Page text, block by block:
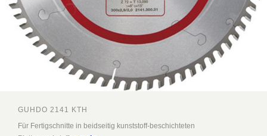
GUHDO 2141 KTH
Für Fertigschnitte in beidseitig kunststoff-beschichteten